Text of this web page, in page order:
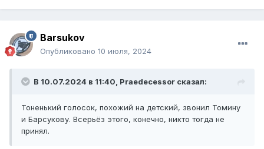
Barsukov
Опубликовано 10 июля, 2024
В 10.07.2024 в 11:40, Praedecessor сказал:
Тоненький голосок, похожий на детский, звонил Томину
и Барсукову. Всерьёз этого, конечно, никто тогда не
принял.